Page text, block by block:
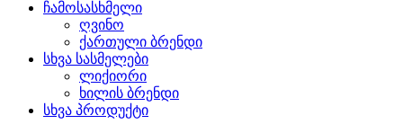
ჩამოსასხმელი
ღვინო
ქართული ბრენდი
სხვა სასმელები
ლიქიორი
ხილის ბრენდი
სხვა პროდუქტი